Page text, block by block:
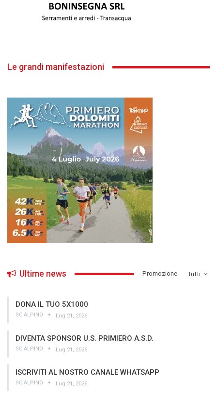
Le grandi manifestazioni
Tutti
Ultime news ­Promozione
DONA IL TUO 5X1000
SCIALPINO Lug 21, 2026
DIVENTA SPONSOR U.S. PRIMIERO A.S.D.
SCIALPINO Lug 21, 2026
ISCRIVITI AL NOSTRO CANALE WHATSAPP
SCIALPINO Lug 21, 2026